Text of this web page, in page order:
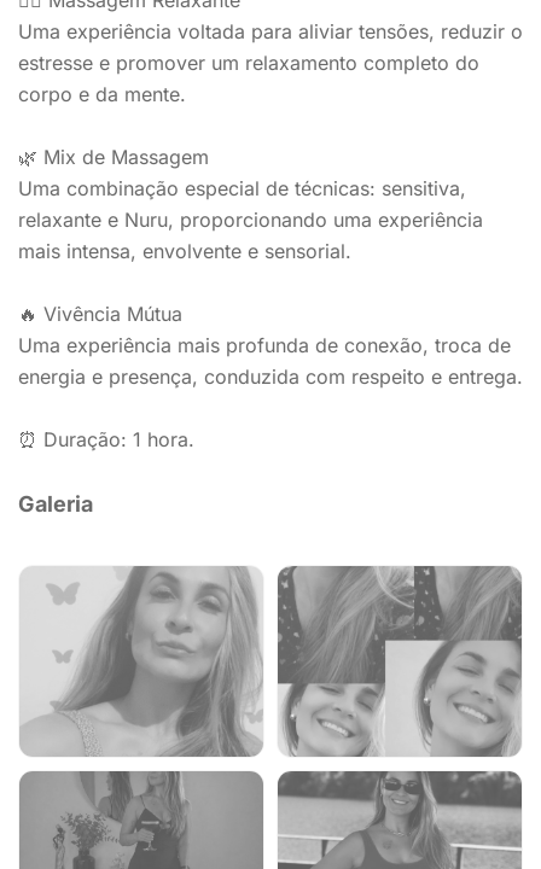
Uma experiência voltada para aliviar tensões, reduzir o
estresse e promover um relaxamento completo do
corpo e da mente.
🌿 Mix de Massagem
Uma combinação especial de técnicas: sensitiva,
relaxante e Nuru, proporcionando uma experiência
mais intensa, envolvente e sensorial.
🔥 Vivência Mútua
Uma experiência mais profunda de conexão, troca de
energia e presença, conduzida com respeito e entrega.
⏰ Duração: 1 hora.
Galeria